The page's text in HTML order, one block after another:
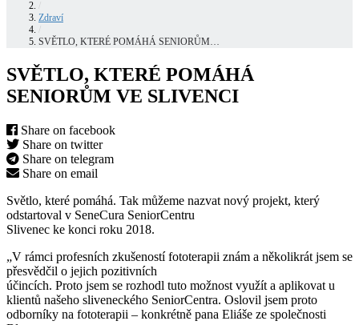
Zdraví
SVĚTLO, KTERÉ POMÁHÁ SENIORŮM…
SVĚTLO, KTERÉ POMÁHÁ
SENIORŮM VE SLIVENCI
Share on facebook
Share on twitter
Share on telegram
Share on email
Světlo, které pomáhá. Tak můžeme nazvat nový projekt, který
odstartoval v SeneCura SeniorCentru
Slivenec ke konci roku 2018.
„V rámci profesních zkušeností fototerapii znám a několikrát jsem se
přesvědčil o jejich pozitivních
účincích. Proto jsem se rozhodl tuto možnost využít a aplikovat u
klientů našeho sliveneckého SeniorCentra. Oslovil jsem proto
odborníky na fototerapii – konkrétně pana Eliáše ze společnosti